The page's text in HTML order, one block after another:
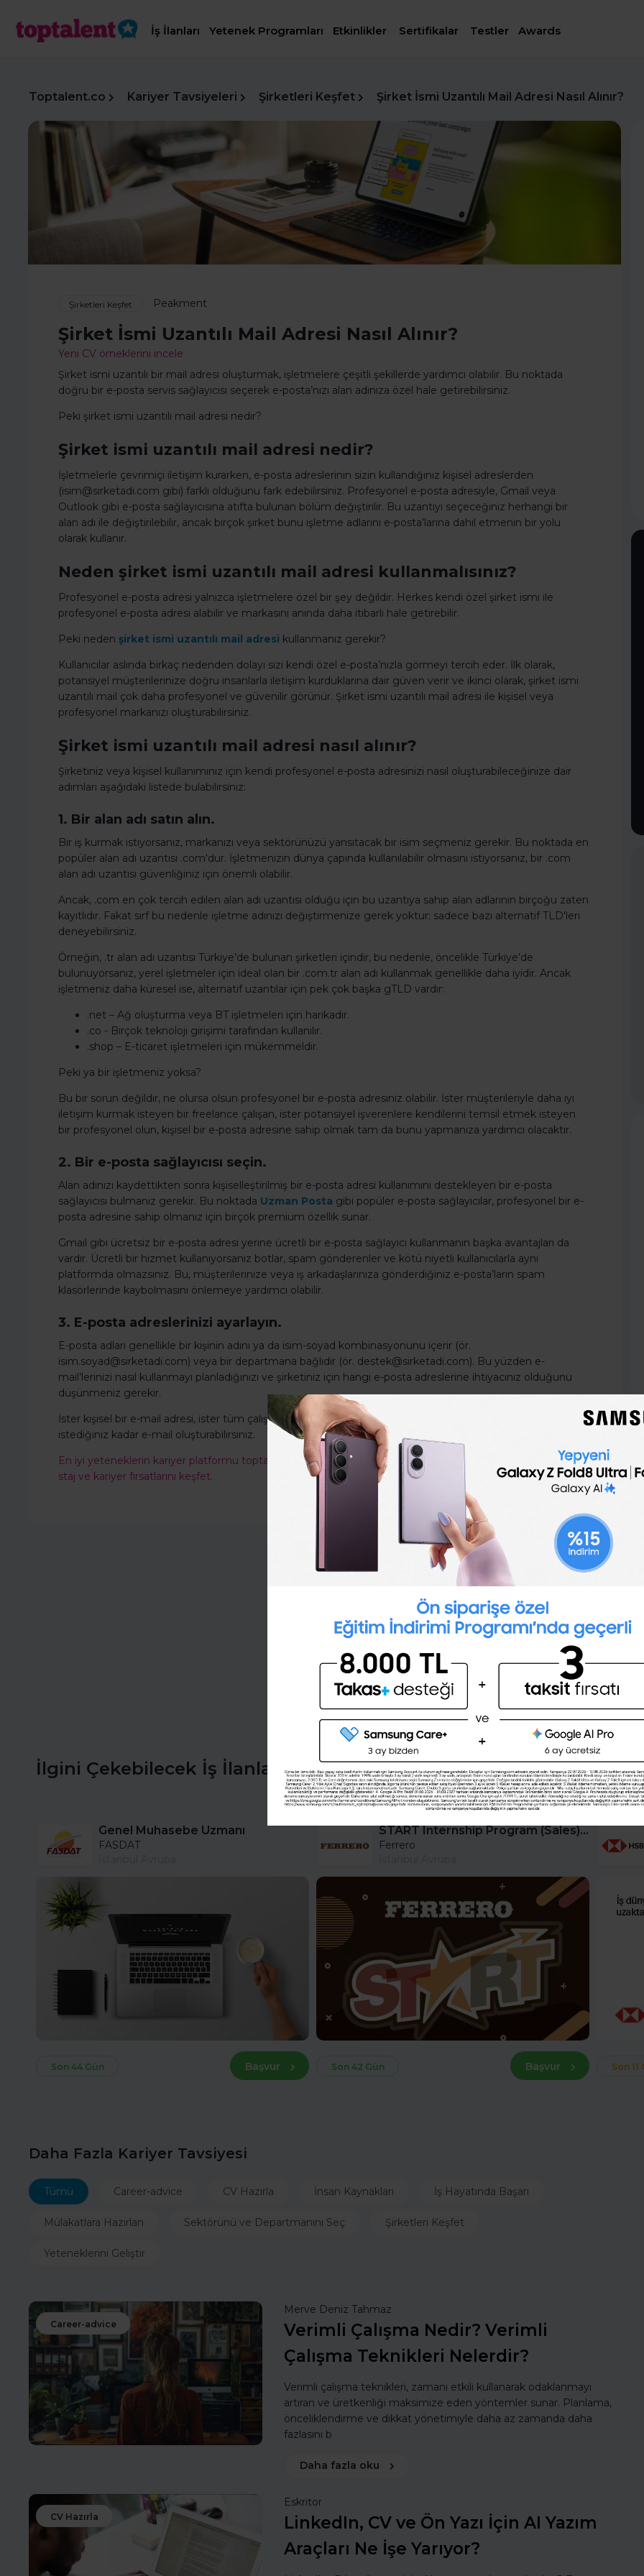
İş İlanları Yetenek Programları Etkinlikler Sertifikalar Testler Awards
İngilizce seviyeni öğrenmek
ister misin ?
(A1,A2,B1,B2,C1,C2)
Şimdi değil Evet
Toptalent.co Kariyer Tavsiyeleri Şirketleri Keşfet Şirket İsmi Uzantılı Mail Adresi Nasıl Alınır?
Şirketleri Keşfet Peakment
Şirket İsmi Uzantılı Mail Adresi Nasıl Alınır?
Yeni CV örneklerini incele
Şirket ismi uzantılı bir mail adresi oluşturmak, işletmelere çeşitli şekillerde yardımcı olabilir. Bu noktada
doğru bir e-posta servis sağlayıcısı seçerek e-posta’nızı alan adınıza özel hale getirebilirsiniz.
Peki şirket ismi uzantılı mail adresi nedir?
Şirket ismi uzantılı mail adresi nedir?
İşletmelerle çevrimiçi iletişim kurarken, e-posta adreslerinin sizin kullandığınız kişisel adreslerden
(isim@sirketadi.com gibi) farklı olduğunu fark edebilirsiniz. Profesyonel e-posta adresiyle, Gmail veya
Outlook gibi e-posta sağlayıcısına atıfta bulunan bölüm değiştirilir. Bu uzantıyı seçeceğiniz herhangi bir
alan adı ile değiştirilebilir, ancak birçok şirket bunu işletme adlarını e-posta’larına dahil etmenin bir yolu
olarak kullanır.
Neden şirket ismi uzantılı mail adresi kullanmalısınız?
Profesyonel e-posta adresi yalnızca işletmelere özel bir şey değildir. Herkes kendi özel şirket ismi ile
profesyonel e-posta adresi alabilir ve markasını anında daha itibarlı hale getirebilir.
Peki neden şirket ismi uzantılı mail adresi kullanmanız gerekir?
Kullanıcılar aslında birkaç nedenden dolayı sizi kendi özel e-posta’nızla görmeyi tercih eder. İlk olarak,
potansiyel müşterilerinize doğru insanlarla iletişim kurduklarına dair güven verir ve ikinci olarak, şirket ismi
uzantılı mail çok daha profesyonel ve güvenilir görünür. Şirket ismi uzantılı mail adresi ile kişisel veya
profesyonel markanızı oluşturabilirsiniz.
Şirket ismi uzantılı mail adresi nasıl alınır?
Şirketiniz veya kişisel kullanımınız için kendi profesyonel e-posta adresinizi nasıl oluşturabileceğinize dair
adımları aşağıdaki listede bulabilirsiniz:
1. Bir alan adı satın alın.
Bir iş kurmak istiyorsanız, markanızı veya sektörünüzü yansıtacak bir isim seçmeniz gerekir. Bu noktada en
popüler alan adı uzantısı .com'dur. İşletmenizin dünya çapında kullanılabilir olmasını istiyorsanız, bir .com
alan adı uzantısı güvenliğiniz için önemli olabilir.
Ancak, .com en çok tercih edilen alan adı uzantısı olduğu için bu uzantıya sahip alan adlarının birçoğu zaten
kayıtlıdır. Fakat sırf bu nedenle işletme adınızı değiştirmenize gerek yoktur; sadece bazı alternatif TLD'leri
deneyebilirsiniz.
Örneğin, .tr alan adı uzantısı Türkiye’de bulunan şirketleri içindir, bu nedenle, öncelikle Türkiye’de
bulunuyorsanız, yerel işletmeler için ideal olan bir .com.tr alan adı kullanmak genellikle daha iyidir. Ancak
işletmeniz daha küresel ise, alternatif uzantılar için pek çok başka gTLD vardır:
.net – Ağ oluşturma veya BT işletmeleri için harikadır.
.co - Birçok teknoloji girişimi tarafından kullanılır.
.shop – E-ticaret işletmeleri için mükemmeldir.
Peki ya bir işletmeniz yoksa?
Bu bir sorun değildir, ne olursa olsun profesyonel bir e-posta adresiniz olabilir. İster müşterileriyle daha iyi
iletişim kurmak isteyen bir freelance çalışan, ister potansiyel işverenlere kendilerini temsil etmek isteyen
bir profesyonel olun, kişisel bir e-posta adresine sahip olmak tam da bunu yapmanıza yardımcı olacaktır.
2. Bir e-posta sağlayıcısı seçin.
Alan adınızı kaydettikten sonra kişiselleştirilmiş bir e-posta adresi kullanımını destekleyen bir e-posta
sağlayıcısı bulmanız gerekir. Bu noktada Uzman Posta gibi popüler e-posta sağlayıcılar, profesyonel bir e-
posta adresine sahip olmanız için birçok premium özellik sunar.
Gmail gibi ücretsiz bir e-posta adresi yerine ücretli bir e-posta sağlayıcı kullanmanın başka avantajları da
vardır. Ücretli bir hizmet kullanıyorsanız botlar, spam gönderenler ve kötü niyetli kullanıcılarla aynı
platformda olmazsınız. Bu, müşterilerinize veya iş arkadaşlarınıza gönderdiğiniz e-posta’ların spam
klasörlerinde kaybolmasını önlemeye yardımcı olabilir.
3. E-posta adreslerinizi ayarlayın.
E-posta adları genellikle bir kişinin adını ya da isim-soyad kombinasyonunu içerir (ör.
isim.soyad@sirketadi.com) veya bir departmana bağlıdır (ör. destek@sirketadi.com). Bu yüzden e-
mail’lerinizi nasıl kullanmayı planladığınızı ve şirketiniz için hangi e-posta adreslerine ihtiyacınız olduğunu
düşünmeniz gerekir.
İster kişisel bir e-mail adresi, ister tüm çalışanlarınız için e-posta adresleri oluşturacak olun, alan adınızı içeren
istediğiniz kadar e-mail oluşturabilirsiniz.
En iyi yeteneklerin kariyer platformu toptalent.co'yaüye ol,Türkiye'nin ve dünyanın en iyi şirketlerinin iş,
staj ve kariyer fırsatlarını keşfet.
İlgini Çekebilecek İş İlanları
Genel Muhasebe Uzmanı
FASDAT
Son 44 Gün Başvur
START Internship Program (Sales) - Istanbul
Ferrero
Son 42 Gün Başvur Son 11
Daha Fazla Kariyer Tavsiyesi
Tümü Career-advice CV Hazırla İnsan Kaynakları İş Hayatında Başarı
Mülakatlara Hazırlan Sektörünü ve Departmanını Seç Şirketleri Keşfet
Yeteneklerini Geliştir
Career-advice
Merve Deniz Tahmaz
Verimli Çalışma Nedir? Verimli
Çalışma Teknikleri Nelerdir?
Verimli çalışma teknikleri, zamanı etkili kullanarak odaklanmayı
artıran ve üretkenliği maksimize eden yöntemler sunar. Planlama,
önceliklendirme ve dikkat yönetimiyle daha az zamanda daha
fazlasını b
Daha fazla oku
CV Hazırla
Eskritor
LinkedIn, CV ve Ön Yazı İçin AI Yazım
Araçları Ne İşe Yarıyor?